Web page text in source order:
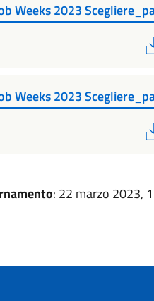
Weeks 2023
Weeks 2023
: 22 marzo 2023,